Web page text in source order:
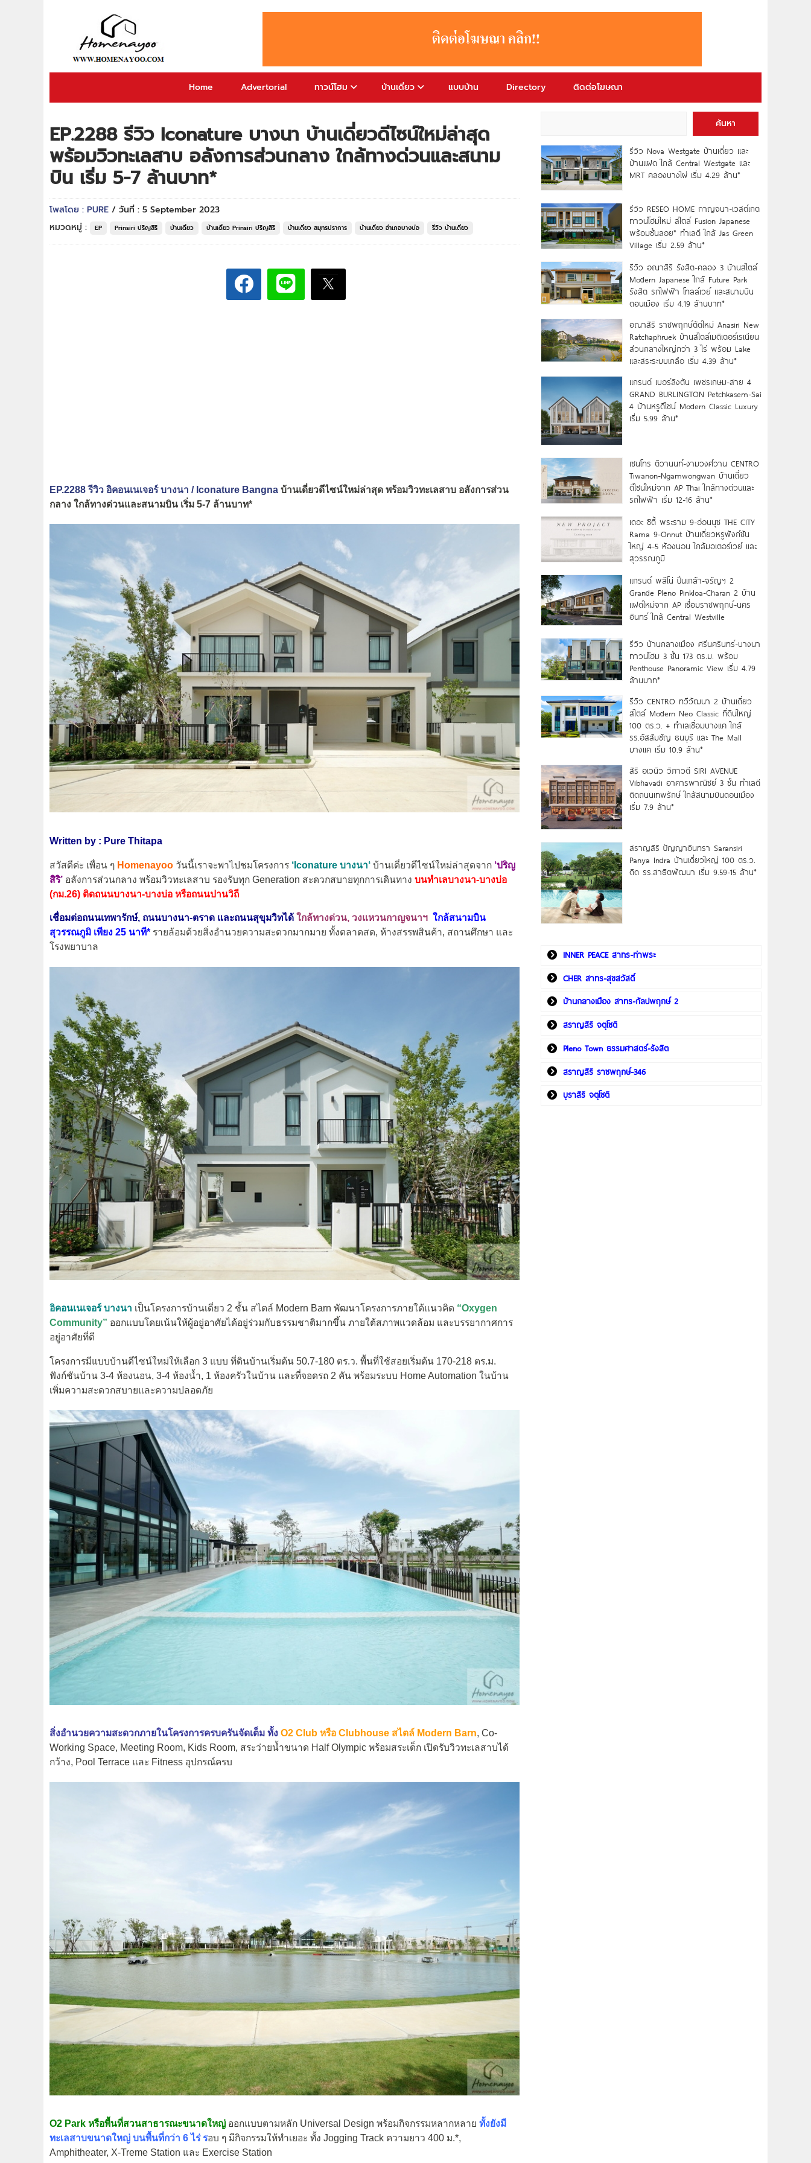
Home Advertorial ทาวน์โฮม บ้านเดี่ยว แบบบ้าน Directory ติดต่อโฆษณา
EP.2288 รีวิว Iconature บางนา บ้านเดี่ยวดีไซน์ใหม่ล่าสุด
พร้อมวิวทะเลสาบ อลังการส่วนกลาง ใกล้ทางด่วนและสนาม
บิน เริ่ม 5-7 ล้านบาท*
โพสโดย : PURE / วันที่ : 5 September 2023
หมวดหมู่ :
EP Prinsiri ปริญสิริ บ้านเดี่ยว บ้านเดี่ยว Prinsiri ปริญสิริ บ้านเดี่ยว สมุทรปราการ บ้านเดี่ยว อำเภอบางบ่อ รีวิว บ้านเดี่ยว
EP.2288 รีวิว อิคอนเนเจอร์ บางนา / Iconature Bangna บ้านเดี่ยวดีไซน์ใหม่ล่าสุด พร้อมวิวทะเลสาบ อลังการส่วน
กลาง ใกล้ทางด่วนและสนามบิน เริ่ม 5-7 ล้านบาท*
Written by : Pure Thitapa
สวัสดีค่ะ เพื่อน ๆ Homenayoo วันนี้เราจะพาไปชมโครงการ ‘ Iconature บางนา‘ บ้านเดี่ยวดีไซน์ใหม่ล่าสุดจาก ‘ปริญ
สิริ’ อลังการส่วนกลาง พร้อมวิวทะเลสาบ รองรับทุก Generation สะดวกสบายทุกการเดินทาง บนทำเลบางนา-บางบ่อ
(กม.26) ติดถนนบางนา-บางบ่อ หรือถนนปานวิถี
เชื่อมต่อถนนเทพารักษ์, ถนนบางนา-ตราด และถนนสุขุมวิทได้ ใกล้ทางด่วน, วงแหวนกาญจนาฯ ใกล้สนามบิน
สุวรรณภูมิ เพียง 25 นาที* รายล้อมด้วยสิ่งอำนวยความสะดวกมากมาย ทั้งตลาดสด, ห้างสรรพสินค้า, สถานศึกษา และ
โรงพยาบาล
อิคอนเนเจอร์ บางนา เป็นโครงการบ้านเดี่ยว 2 ชั้น สไตล์ Modern Barn พัฒนาโครงการภายใต้แนวคิด “Oxygen
Community” ออกแบบโดยเน้นให้ผู้อยู่อาศัยได้อยู่ร่วมกับธรรมชาติมากขึ้น ภายใต้สภาพแวดล้อม และบรรยากาศการ
อยู่อาศัยที่ดี
โครงการมีแบบบ้านดีไซน์ใหม่ให้เลือก 3 แบบ ที่ดินบ้านเริ่มต้น 50.7-180 ตร.ว. พื้นที่ใช้สอยเริ่มต้น 170-218 ตร.ม.
ฟังก์ชันบ้าน 3-4 ห้องนอน, 3-4 ห้องน้ำ, 1 ห้องครัวในบ้าน และที่จอดรถ 2 คัน พร้อมระบบ Home Automation ในบ้าน
เพิ่มความสะดวกสบายและความปลอดภัย
สิ่งอำนวยความสะดวกภายในโครงการครบครันจัดเต็ม ทั้ง O2 Club หรือ Clubhouse สไตล์ Modern Barn, Co-
Working Space, Meeting Room, Kids Room, สระว่ายน้ำขนาด Half Olympic พร้อมสระเด็ก เปิดรับวิวทะเลสาบได้
กว้าง, Pool Terrace และ Fitness อุปกรณ์ครบ
O2 Park หรือพื้นที่สวนสาธารณะขนาดใหญ่ ออกแบบตามหลัก Universal Design พร้อมกิจกรรมหลากหลาย ทั้งยังมี
ทะเลสาบขนาดใหญ่ บนพื้นที่กว่า 6 ไร่ รอบ ๆ มีกิจกรรมให้ทำเยอะ ทั้ง Jogging Track ความยาว 400 ม.*,
Amphitheater, X-Treme Station และ Exercise Station
ค้นหา
รีวิว Nova Westgate บ้านเดี่ยว และ
บ้านแฝด ใกล้ Central Westgate และ
MRT คลองบางไผ่ เริ่ม 4.29 ล้าน*
รีวิว RESEO HOME กาญจนา-เวสต์เกต
ทาวน์โฮมใหม่ สไตล์ Fusion Japanese
พร้อมชั้นลอย* ทำเลดี ใกล้ Jas Green
Village เริ่ม 2.59 ล้าน*
รีวิว อณาสิริ รังสิต-คลอง 3 บ้านสไตล์
Modern Japanese ใกล้ Future Park
รังสิต รถไฟฟ้า โทลล์เวย์ และสนามบิน
ดอนเมือง เริ่ม 4.19 ล้านบาท*
อณาสิริ ราชพฤกษ์ตัดใหม่ Anasiri New
Ratchaphruek บ้านสไตล์เมดิเตอร์เรเนียน
ส่วนกลางใหญ่กว่า 3 ไร่ พร้อม Lake
และสระระบบเกลือ เริ่ม 4.39 ล้าน*
แกรนด์ เบอร์ลิงตัน เพชรเกษม-สาย 4
GRAND BURLINGTON Petchkasem-Sai
4 บ้านหรูดีไซน์ Modern Classic Luxury
เริ่ม 5.99 ล้าน*
เซนโทร ติวานนท์-งามวงศ์วาน CENTRO
Tiwanon-Ngamwongwan บ้านเดี่ยว
ดีไซน์ใหม่จาก AP Thai ใกล้ทางด่วนและ
รถไฟฟ้า เริ่ม 12-16 ล้าน*
เดอะ ซิตี้ พระราม 9-อ่อนนุช THE CITY
Rama 9-Onnut บ้านเดี่ยวหรูฟังก์ชัน
ใหญ่ 4-5 ห้องนอน ใกล้มอเตอร์เวย์ และ
สุวรรณภูมิ
แกรนด์ พลีโน่ ปิ่นเกล้า-จรัญฯ 2
Grande Pleno Pinkloa-Charan 2 บ้าน
แฝดใหม่จาก AP เชื่อมราชพฤกษ์-นคร
อินทร์ ใกล้ Central Westville
รีวิว บ้านกลางเมือง ศรีนครินทร์-บางนา
ทาวน์โฮม 3 ชั้น 173 ตร.ม. พร้อม
Penthouse Panoramic View เริ่ม 4.79
ล้านบาท*
รีวิว CENTRO ทวีวัฒนา 2 บ้านเดี่ยว
สไตล์ Modern Neo Classic ที่ดินใหญ่
100 ตร.ว. + ทำเลเชื่อมบางแค ใกล้
รร.อัสสัมชัญ ธนบุรี และ The Mall
บางแค เริ่ม 10.9 ล้าน*
สิริ อเวนิว วิภาวดี SIRI AVENUE
Vibhavadi อาคารพาณิชย์ 3 ชั้น ทำเลดี
ติดถนนเทพรักษ์ ใกล้สนามบินดอนเมือง
เริ่ม 7.9 ล้าน*
สราญสิริ ปัญญาอินทรา Saransiri
Panya Indra บ้านเดี่ยวใหญ่ 100 ตร.ว.
ดิด รร.สาธิตพัฒนา เริ่ม 9.59-15 ล้าน*
INNER PEACE สาทร-ท่าพระ
CHER สาทร-สุขสวัสดิ์
บ้านกลางเมือง สาทร-กัลปพฤกษ์ 2
สราญสิริ จตุโชติ
Pleno Town ธรรมศาสตร์-รังสิต
สราญสิริ ราชพฤกษ์-346
บุราสิริ จตุโชติ